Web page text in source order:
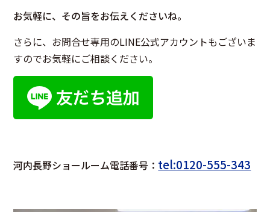
お気軽に、その旨をお伝えくださいね。
さらに、お問合せ専用のLINE公式アカウントもございま
すのでお気軽にご相談ください。
河内長野ショールーム電話番号： tel:0120-555-343